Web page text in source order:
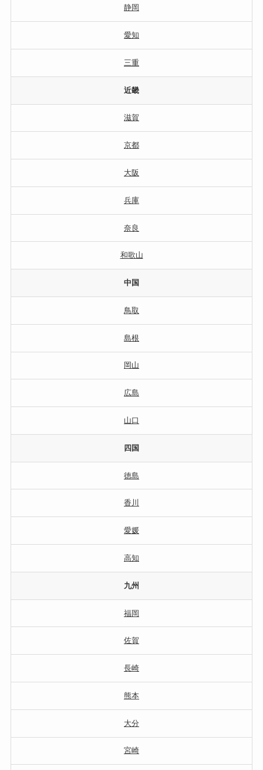
静岡
愛知
三重
近畿
滋賀
京都
大阪
兵庫
奈良
和歌山
中国
鳥取
島根
岡山
広島
山口
四国
徳島
香川
愛媛
高知
九州
福岡
佐賀
長崎
熊本
大分
宮崎